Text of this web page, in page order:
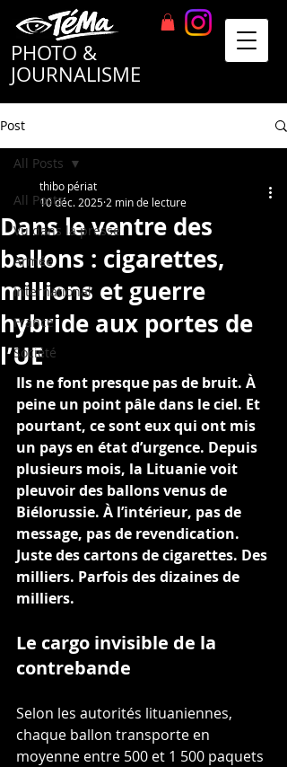
TéMa
PHOTO &
JOURNALISME
Post
All Posts
Vu dans la presse
Armée
International
France
Société
All Posts
Dans le ventre des
ballons : cigarettes,
millions et guerre
hybride aux portes de
l’UE
thibo périat
10 déc. 2025 2 min de lecture
Ils ne font presque pas de bruit. À
peine un point pâle dans le ciel. Et
pourtant, ce sont eux qui ont mis
un pays en état d’urgence. Depuis
plusieurs mois, la Lituanie voit
pleuvoir des ballons venus de
Biélorussie. À l’intérieur, pas de
message, pas de revendication.
Juste des cartons de cigarettes. Des
milliers. Parfois des dizaines de
milliers.
Le cargo invisible de la
contrebande
Selon les autorités lituaniennes,
chaque ballon transporte en
moyenne entre 500 et 1 500 paquets